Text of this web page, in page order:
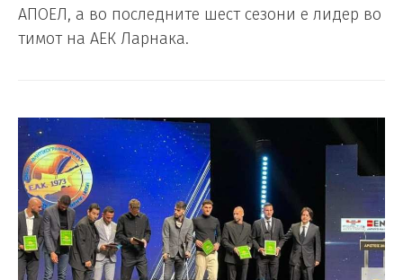
АПОЕЛ, а во последните шест сезони е лидер во
тимот на АЕК Ларнака.